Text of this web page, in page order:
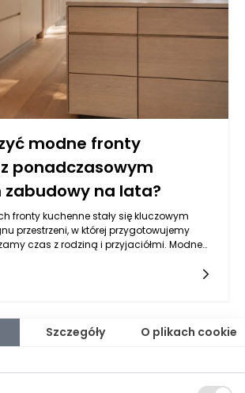
modne fronty
ponadczasowym
na lata?
fronty kuchenne stały się kluczowym
przestrzeni, w której przygotowujemy
czas z rodziną i przyjaciółmi. Modne
czy wyraziste kolory, przyciągają uwagę
takich jak drewno, lakierowane płyty MDF
elegancji i charakteru. Dobrze
mogą przyczynić się do stworzenia
wyposażenia, a szczegółowo
wymiar Bielsko-Biała mogą wzmocnić
Szczegóły O plikach cookie